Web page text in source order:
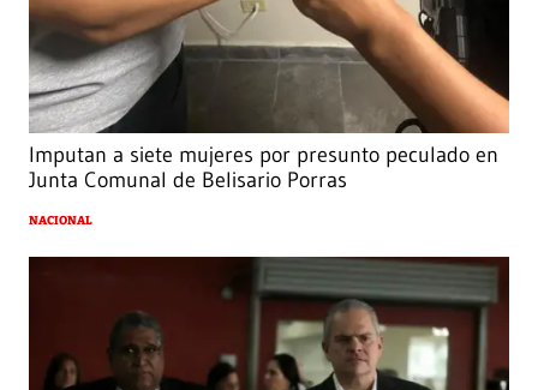
Imputan a siete mujeres por presunto peculado en
Junta Comunal de Belisario Porras
NACIONAL